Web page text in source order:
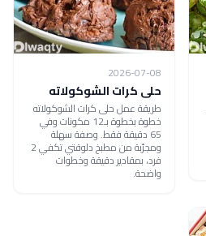
2026-07-08
حلى كرات الشوكولاته
طريقة عمل حلى كرات الشوكولاته
خطوة بخطوة بـ12 مكونات وفي
65 دقيقة فقط. وصفة سهلة
ومجرّبة من مطبخ دلوقتي تكفي 2
فرد، بمقادير دقيقة وخطوات
واضحة.